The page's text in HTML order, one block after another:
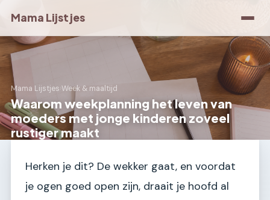
Mama Lijstjes
Mama Lijstjes Week & maaltijd
Waarom weekplanning het leven van
moeders met jonge kinderen zoveel
rustiger maakt
Herken je dit? De wekker gaat, en voordat
je ogen goed open zijn, draait je hoofd al